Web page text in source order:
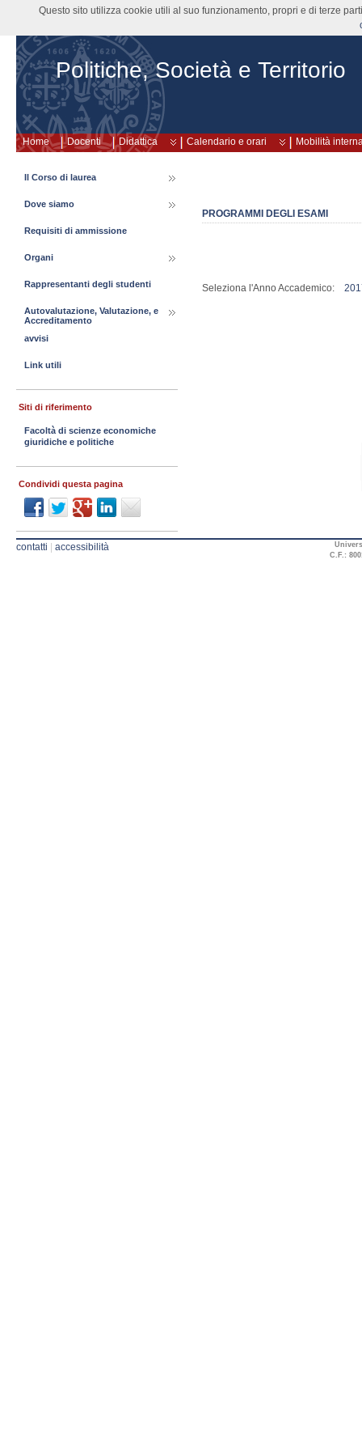
Politiche, Società e Territorio
Home Docenti Didattica Calendario e orari Mobilità
PROGRAMMI DEGLI ESAMI
Seleziona l'Anno Accademico:
Il Corso di laurea
Dove siamo
Requisiti di ammissione
Organi
Rappresentanti degli studenti
Autovalutazione, Valutazione, e
Accreditamento
avvisi
Link utili
Siti di riferimento
Facoltà di scienze economiche
giuridiche e politiche
Condividi questa pagina
contatti accessibilità
C.F.:
Questo sito utilizza cookie utili al suo funzionamento, propri e di terze